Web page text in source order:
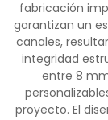
fabricación
garantizan un
canales,
integridad
entre 8
proyecto. El